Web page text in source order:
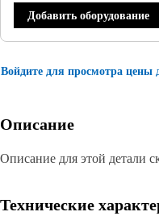
Добавить оборудование
Войдите для просмотра цены
Описание
Описание для этой детали
Технические